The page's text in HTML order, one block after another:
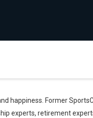
happiness. Former
experts, retirement